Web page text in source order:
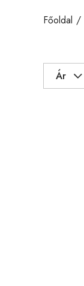
Főoldal
Ár